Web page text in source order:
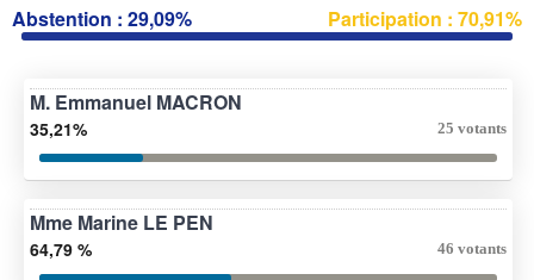
Abstention : 29,09% Participation : 70,91%
M. Emmanuel MACRON
35,21% 25 votants
Mme Marine LE PEN
64,79 % 46 votants